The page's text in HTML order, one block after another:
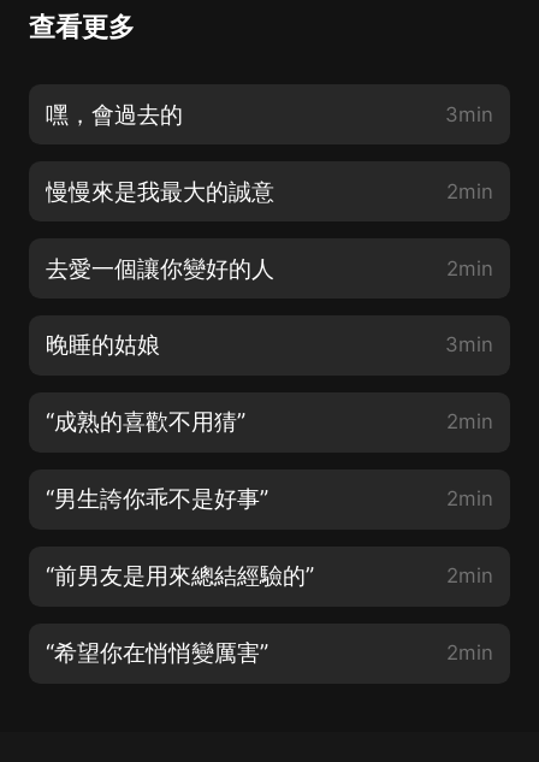
查看更多
嘿，會過去的 3min
慢慢來是我最大的誠意 2min
去愛一個讓你變好的人 2min
晚睡的姑娘 3min
“成熟的喜歡不用猜” 2min
“男生誇你乖不是好事” 2min
“前男友是用來總結經驗的” 2min
“希望你在悄悄變厲害” 2min